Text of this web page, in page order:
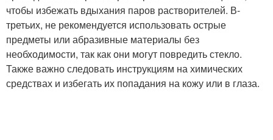
чтобы избежать вдыхания паров растворителей. В-
третьих, не рекомендуется использовать острые
предметы или абразивные материалы без
необходимости, так как они могут повредить стекло.
Также важно следовать инструкциям на химических
средствах и избегать их попадания на кожу или в глаза.